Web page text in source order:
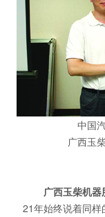
中国
广西玉
广西玉柴机
21年始终说着同样